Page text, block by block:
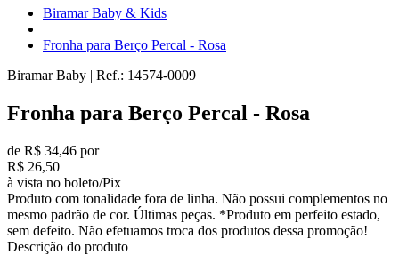
Biramar Baby & Kids
Fronha para Berço Percal - Rosa
Biramar Baby | Ref.: 14574-0009
Fronha para Berço Percal - Rosa
de R$ 34,46 por
R$ 26,50
à vista no boleto/Pix
Produto com tonalidade fora de linha. Não possui complementos no
mesmo padrão de cor. Últimas peças. *Produto em perfeito estado,
sem defeito. Não efetuamos troca dos produtos dessa promoção!
Descrição do produto